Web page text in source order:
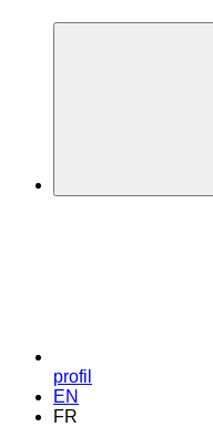
profil
EN
FR